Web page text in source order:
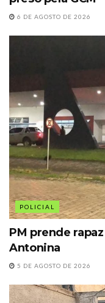
6 DE AGOSTO DE 2026
POLICIAL
PM prende
Antonina
5 DE AGOSTO DE 2026